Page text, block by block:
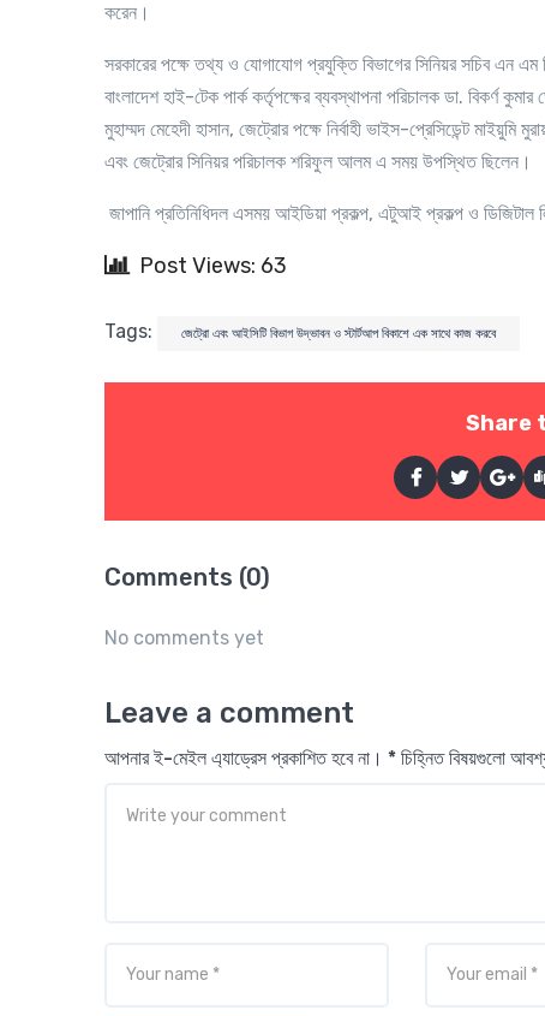
করেন।
সরকারের পক্ষে তথ্য ও যোগাযোগ প্রযুক্তি বিভাগের সিনিয়র সচিব এন
বাংলাদেশ হাই-টেক পার্ক কর্তৃপক্ষের ব্যবস্থাপনা পরিচালক ডা. বিকর্ণ কুমার
মুহাম্মদ মেহেদী হাসান, জেট্রোর পক্ষে নির্বাহী ভাইস-প্রেসিডেন্ট মাইয়ুমি
এবং জেট্রোর সিনিয়র পরিচালক শরিফুল আলম এ সময় উপস্থিত ছিলেন।
জাপানি প্রতিনিধিদল এসময় আইডিয়া প্রকল্প, এটুআই প্রকল্প ও ডিজিটাল
Post Views: 63
Tags: জেট্রো এবং আইসিটি বিভাগ উদ্ভাবন ও স্টার্টআপ বিকাশে এক সাথে কাজ করবে
Share
Comments (0)
No comments yet
Leave a comment
আপনার ই-মেইল এ্যাড্রেস প্রকাশিত হবে না। * চিহ্নিত বিষয়গুলো